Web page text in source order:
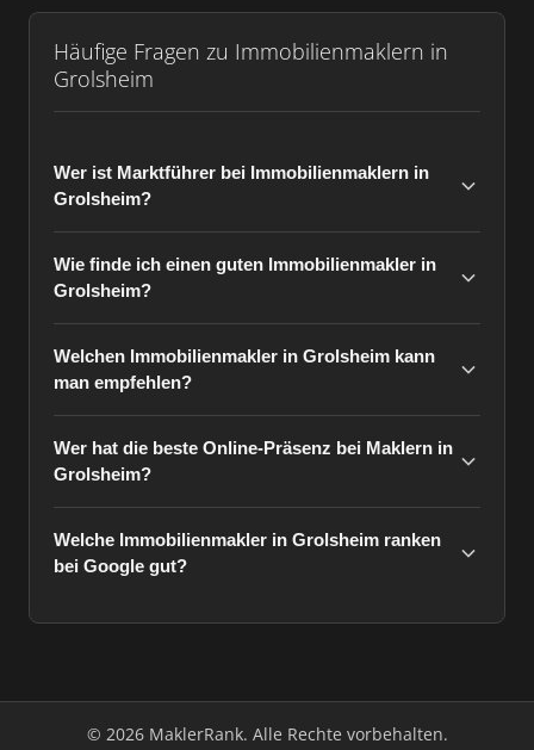
Häufige Fragen zu Immobilienmaklern in
Grolsheim
Wer ist Marktführer bei Immobilienmaklern in
Grolsheim?
Wie finde ich einen guten Immobilienmakler in
Grolsheim?
Welchen Immobilienmakler in Grolsheim kann
man empfehlen?
Wer hat die beste Online-Präsenz bei Maklern in
Grolsheim?
Welche Immobilienmakler in Grolsheim ranken
bei Google gut?
© 2026 MaklerRank. Alle Rechte vorbehalten.